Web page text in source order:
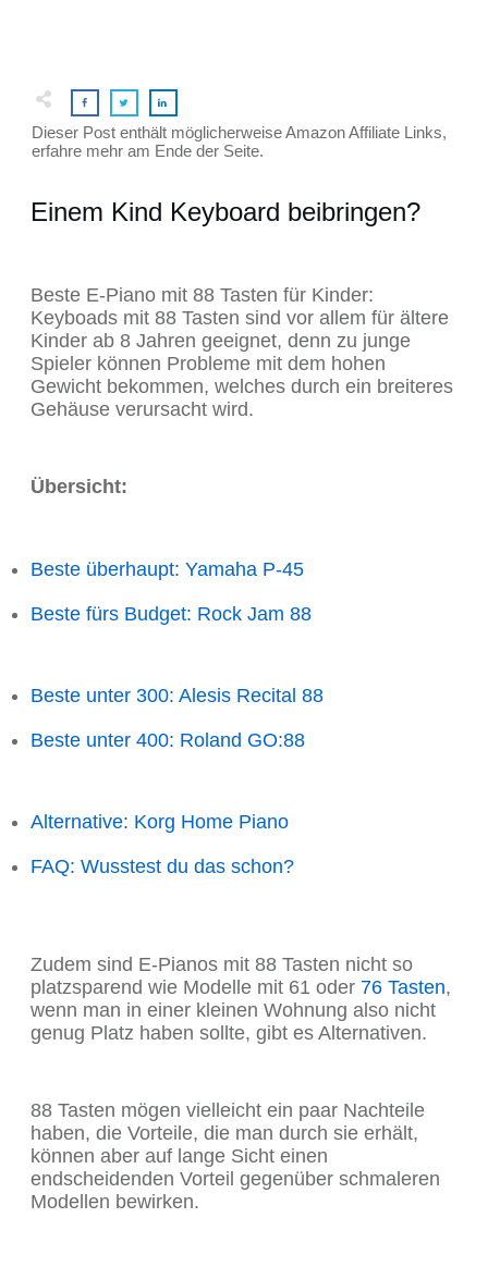
Dieser Post enthält möglicherweise Amazon Affiliate Links,
erfahre mehr am Ende der Seite.
Einem Kind Keyboard beibringen?
Beste E-Piano mit 88 Tasten für Kinder:
Keyboads mit 88 Tasten sind vor allem für ältere
Kinder ab 8 Jahren geeignet, denn zu junge
Spieler können Probleme mit dem hohen
Gewicht bekommen, welches durch ein breiteres
Gehäuse verursacht wird.
Übersicht:
Beste überhaupt: Yamaha P-45
Beste fürs Budget: Rock Jam 88
Beste unter 300: Alesis Recital 88
Beste unter 400: Roland GO:88
Alternative: Korg Home Piano
FAQ: Wusstest du das schon?
Zudem sind E-Pianos mit 88 Tasten nicht so
platzsparend wie Modelle mit 61 oder 76 Tasten,
wenn man in einer kleinen Wohnung also nicht
genug Platz haben sollte, gibt es Alternativen.
88 Tasten mögen vielleicht ein paar Nachteile
haben, die Vorteile, die man durch sie erhält,
können aber auf lange Sicht einen
endscheidenden Vorteil gegenüber schmaleren
Modellen bewirken.